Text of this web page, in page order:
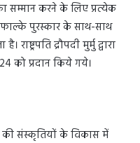
सम्मान करने के लिए प्रत्येक
फाल्के पुरस्कार के साथ-साथ
राष्ट्रपति द्रौपदी मुर्मु द्वारा
को प्रदान किये गये।
की संस्कृतियों के विकास में